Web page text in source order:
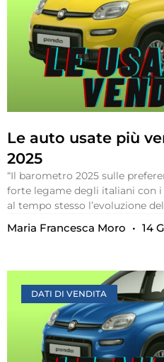
Le auto usate più
2025
“Il barometro 2025 sulle
forte legame degli italiani con
al tempo stesso l’evoluzione
Maria Francesca Moro 14
DATI DI VENDITA